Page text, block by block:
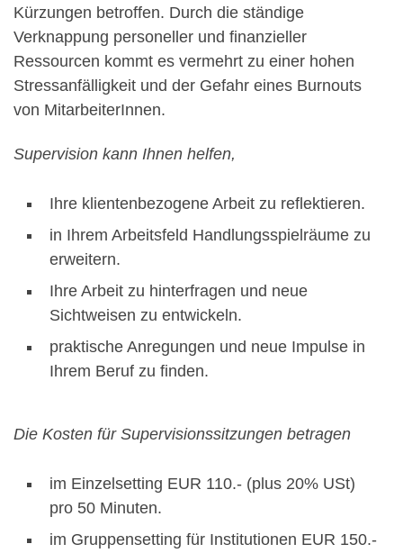
Kürzungen betroffen. Durch die ständige
Verknappung personeller und finanzieller
Ressourcen kommt es vermehrt zu einer hohen
Stressanfälligkeit und der Gefahr eines Burnouts
von MitarbeiterInnen.
Supervision kann Ihnen helfen,
Ihre klientenbezogene Arbeit zu reflektieren.
in Ihrem Arbeitsfeld Handlungsspielräume zu
erweitern.
Ihre Arbeit zu hinterfragen und neue
Sichtweisen zu entwickeln.
praktische Anregungen und neue Impulse in
Ihrem Beruf zu finden.
Die Kosten für Supervisionssitzungen betragen
im Einzelsetting EUR 110.- (plus 20% USt)
pro 50 Minuten.
im Gruppensetting für Institutionen EUR 150.-